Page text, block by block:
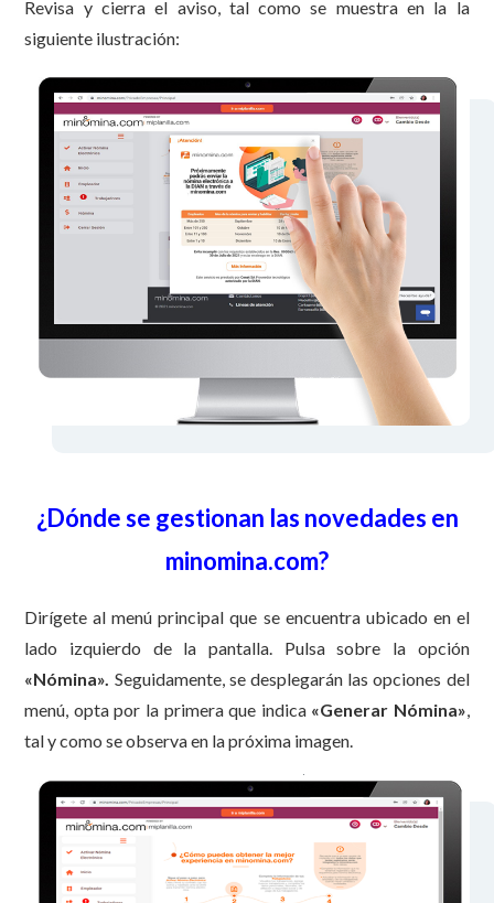
Revisa y cierra el aviso, tal como se muestra en la la
siguiente ilustración:
¿Dónde se gestionan las novedades en
minomina.com?
Dirígete al menú principal que se encuentra ubicado en el
lado izquierdo de la pantalla. Pulsa sobre la opción
«Nómina». Seguidamente, se desplegarán las opciones del
menú, opta por la primera que indica «Generar Nómina»,
tal y como se observa en la próxima imagen.